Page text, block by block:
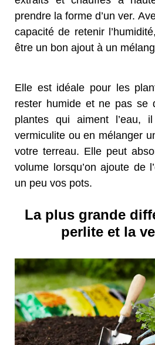
prendre la forme d’un ver.
capacité de retenir
être un bon ajout à un
Elle est idéale pour les
rester humide et ne pas se
plantes qui aiment l’eau,
vermiculite ou en mélanger
votre terreau. Elle peut
volume lorsqu’on ajoute de
un peu vos pots.
La plus grande
perlite et la